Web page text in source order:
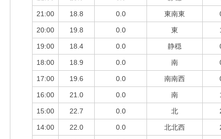
21:00 18.8 0.0 東南東
20:00 19.8 0.0 東
19:00 18.4 0.0 静穏
18:00 18.9 0.0 南
17:00 19.6 0.0 南南西
16:00 21.0 0.0 南
15:00 22.7 0.0 北
14:00 22.0 0.0 北北西